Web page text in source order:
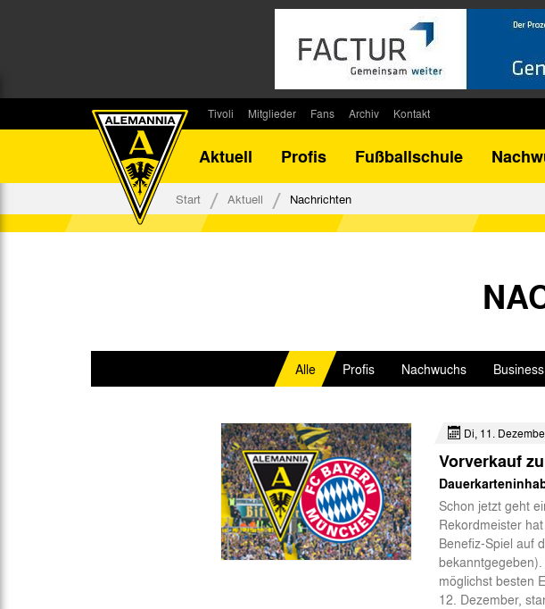
Tivoli
Stadionsprecher
Stadionordnung
Stadiongaststätte Klömpchensklub
Verbotene Symbolik am Tivoli
Mitglieder
Kontakt
Fans
Fanbeirat
Fan-Klubs
Archiv
Kontakt
Aktuell
Profis Fußballschule
Start Aktuell Nachrichten
Alle Profis Nachwuchs Business
Di, 11.
Vorverkauf
Schon jetzt geht
Rekordmeister
Benefiz-Spiel auf
möglichst besten
12. Dezember,